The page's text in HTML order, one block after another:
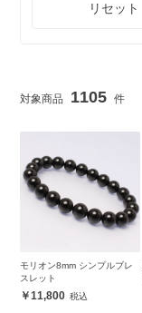
リセット
1105
モリオン8mm シンプルブレ
スレット
11,800